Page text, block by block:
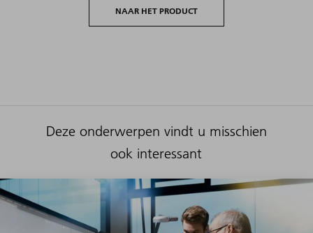
NAAR HET PRODUCT
Deze onderwerpen vindt u misschien
ook interessant